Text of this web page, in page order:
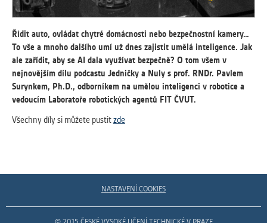
Slouží pro získávání anonymizovaných
vylepšovat naše aplikace. Zpravidla jde o
cookies systémů třetích stran, které k
těmto účelům využíváme.
MARKETINGOVÉ
Využívané za účelem zobrazení
správných nabídek a cílení obsahu podle
OSTATNÍ
Řídit auto, ovládat chytré domácnosti nebo bezpečnostní kamery…
To vše a mnoho dalšího umí už dnes zajistit umělá inteligence. Jak
ale zařídit, aby se AI dala využívat bezpečně? O tom všem v
nejnovějším dílu podcastu Jedničky a Nuly s prof. RNDr. Pavlem
Surynkem, Ph.D., odborníkem na umělou inteligenci v robotice a
vedoucím Laboratoře robotických agentů FIT ČVUT.
Všechny díly si můžete pustitzde
NASTAVENÍ COOKIES